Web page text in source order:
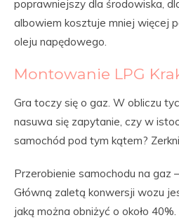
poprawniejszy dla środowiska,
albowiem kosztuje mniej więcej
oleju napędowego.
Montowanie LPG
Gra toczy się o gaz. W obliczu
nasuwa się zapytanie, czy w
samochód pod tym kątem?
Przerobienie samochodu na gaz
Główną zaletą konwersji wozu
jaką można obniżyć o około